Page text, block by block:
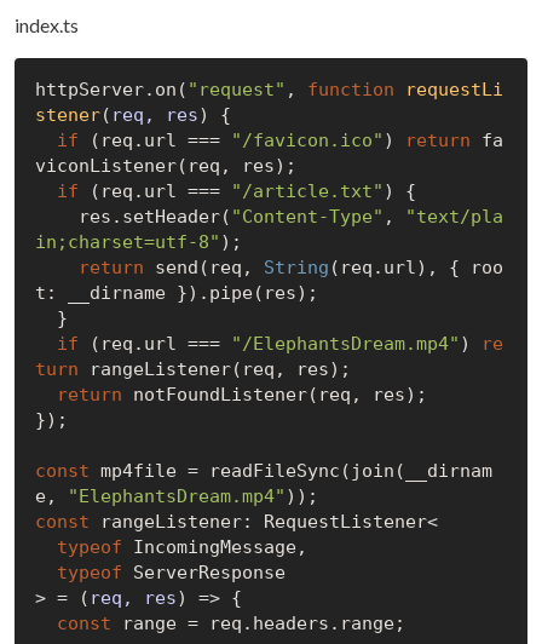
index.ts
httpServer.on( "request" , function
requestLi
stener( req, res) {
if (req.url === "/favicon.ico" ) return fa
viconListener(req, res);
if (req.url === "/article.txt" ) {
    res.setHeader(
"Content-Type" ,
"text/pla
in;charset=utf-8" );
return send(req, String (req.url), { roo
t: __dirname }).pipe(res);
if (req.url === "/ElephantsDream.mp4" )
re
turn rangeListener(req, res);
return notFoundListener(req, res);
});
const mp4file = readFileSync(join(__dirnam
e,
"ElephantsDream.mp4"
const rangeListener: RequestListener<
typeof IncomingMessage,
typeof ServerResponse
> =
( req, res) => {
const range = req.headers.range;